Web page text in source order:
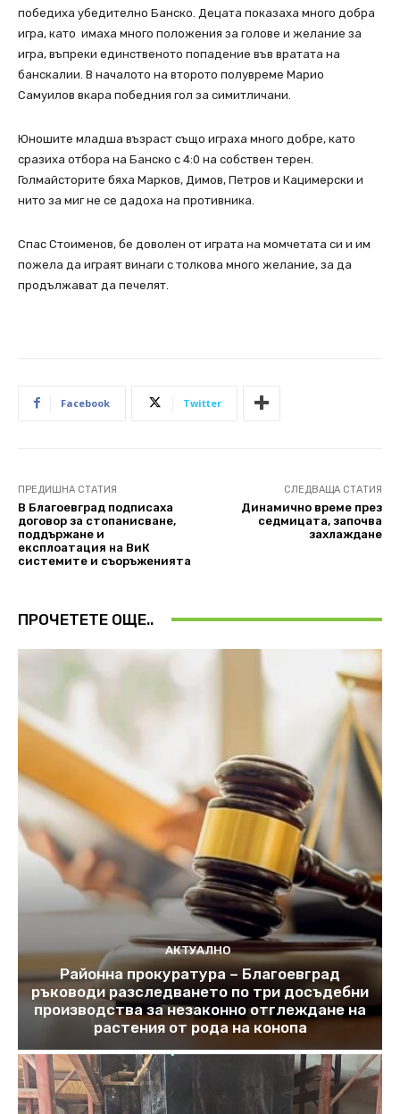
победиха убедително Банско. Децата показаха много добра
игра, като имаха много положения за голове и желание за
игра, въпреки единственото попадение във вратата на
банскалии. В началото на второто полувреме Марио
Самуилов вкара победния гол за симитличани.
Юношите младша възраст също играха много добре, като
сразиха отбора на Банско с 4:0 на собствен терен.
Голмайсторите бяха Марков, Димов, Петров и Кацимерски и
нито за миг не се дадоха на противника.
Спас Стоименов, бе доволен от играта на момчетата си и им
пожела да играят винаги с толкова много желание, за да
продължават да печелят.
Facebook Twitter
ПРЕДИШНА СТАТИЯ
В Благоевград подписаха
договор за стопанисване,
поддържане и
експлоатация на ВиК
системите и съоръженията
СЛЕДВАЩА СТАТИЯ
Динамично време през
седмицата, започва
захлаждане
ПРОЧЕТЕТЕ ОЩЕ..
АКТУАЛНО
Районна прокуратура – Благоевград
ръководи разследването по три досъдебни
производства за незаконно отглеждане на
растения от рода на конопа